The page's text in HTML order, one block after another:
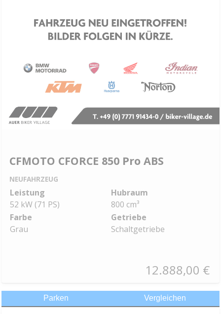
CFMOTO CFORCE 850 Pro ABS
NEUFAHRZEUG
Leistung
52 kW (71 PS)
Hubraum
800 cm³
Farbe
Grau
Getriebe
Schaltgetriebe
12.888,00 €
Parken Vergleichen